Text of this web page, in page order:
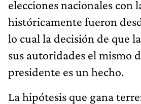
elecciones nacionales con
históricamente fueron
lo cual la decisión de que
sus autoridades el mismo
presidente es un hecho.
La hipótesis que gana